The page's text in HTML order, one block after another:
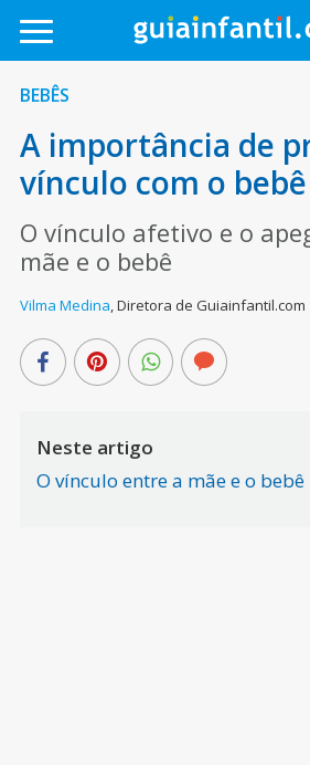
BEBÊS
A importância de
vínculo com o bebê
O vínculo afetivo e o
mãe e o bebê
Vilma Medina,Diretora de Guiainfantil.com
Neste artigo
O vínculo entre a mãe e o bebê